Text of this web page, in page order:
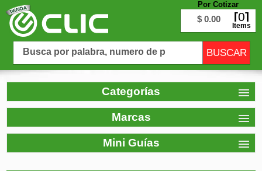
Por Cotizar
$ 0.00 0
Items
Categorías
Marcas
Mini Guías